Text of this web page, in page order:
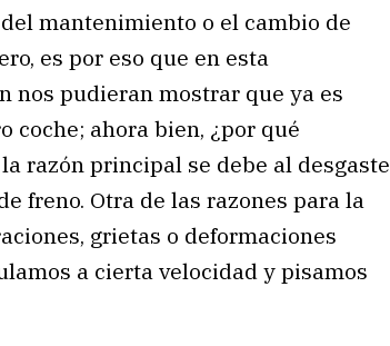
mantenimiento o el cambio de
es por eso que en esta
nos pudieran mostrar que ya es
coche; ahora bien, ¿por qué
razón principal se debe al desgaste
freno. Otra de las razones para la
grietas o deformaciones
a cierta velocidad y pisamos